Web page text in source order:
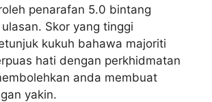
penarafan 5.0 bintang
Skor yang tinggi
kukuh bahawa majoriti
hati dengan perkhidmatan
anda membuat
yakin.